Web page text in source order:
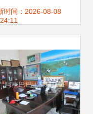
业数字化转型
时间：2026-08-08